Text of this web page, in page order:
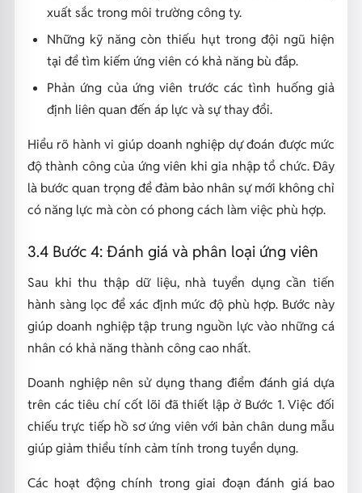
xuất sắc trong môi trường công ty.
Những kỹ năng còn thiếu hụt trong đội ngũ hiện
tại để tìm kiếm ứng viên có khả năng bù đắp.
Phản ứng của ứng viên trước các tình huống giả
định liên quan đến áp lực và sự thay đổi.
Hiểu rõ hành vi giúp doanh nghiệp dự đoán được mức
độ thành công của ứng viên khi gia nhập tổ chức. Đây
là bước quan trọng để đảm bảo nhân sự mới không chỉ
có năng lực mà còn có phong cách làm việc phù hợp.
3.4 Bước 4: Đánh giá và phân loại ứng viên
Sau khi thu thập dữ liệu, nhà tuyển dụng cần tiến
hành sàng lọc để xác định mức độ phù hợp. Bước này
giúp doanh nghiệp tập trung nguồn lực vào những cá
nhân có khả năng thành công cao nhất.
Doanh nghiệp nên sử dụng thang điểm đánh giá dựa
trên các tiêu chí cốt lõi đã thiết lập ở Bước 1. Việc đối
chiếu trực tiếp hồ sơ ứng viên với bản chân dung mẫu
giúp giảm thiểu tính cảm tính trong tuyển dụng.
Các hoạt động chính trong giai đoạn đánh giá bao